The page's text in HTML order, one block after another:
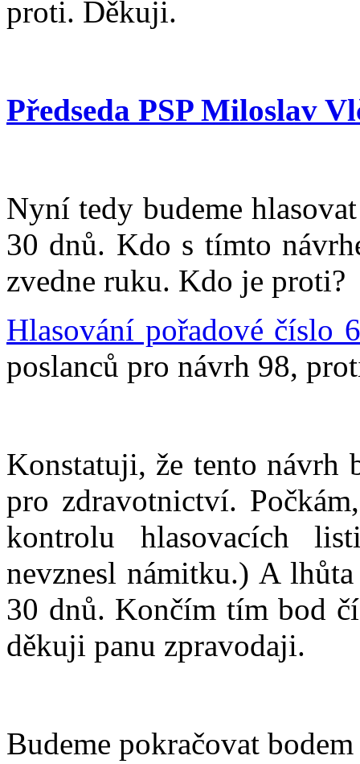
proti. Děkuji.
Předseda PSP Miloslav
Nyní tedy budeme
30 dnů. Kdo s tímto
zvedne ruku. Kdo je proti?
Hlasování pořadové číslo 6
poslanců pro návrh 98,
Konstatuji, že tento návrh
pro zdravotnictví.
kontrolu hlasovacích
nevznesl námitku.) A
30 dnů. Končím tím bod
děkuji panu zpravodaji.
Budeme pokračovat